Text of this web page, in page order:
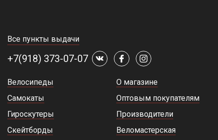
Все пункты выдачи
+7(918) 373-07-07
Велосипеды
Самокаты
Гироскутеры
Скейтборды
О магазине
Оптовым покупателям
Производители
Веломастерская